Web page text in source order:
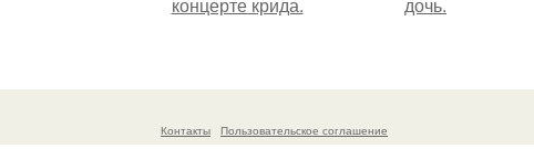
Контакты Пользовательское соглашение